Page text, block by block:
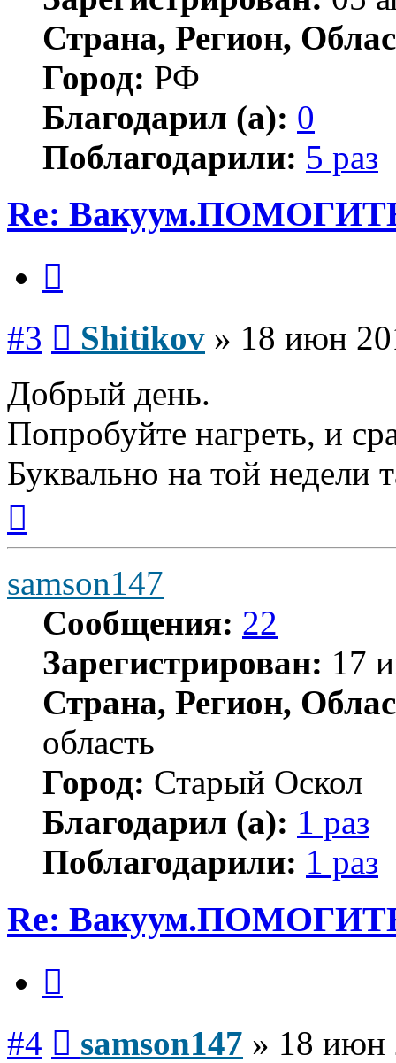
Страна, Регион,
Город: РФ
Благодарил (а): 0
Поблагодарили: 5 раз
Re:
#3 Shitikov » 18 июн
Добрый день.
Попробуйте нагреть, и
Буквально на той недели
началу
samson147
Сообщения: 22
Зарегистрирован: 17
Страна, Регион,
область
Город: Старый Оскол
Благодарил (а): 1 раз
Поблагодарили: 1 раз
Re:
#4 samson147 » 18 июн